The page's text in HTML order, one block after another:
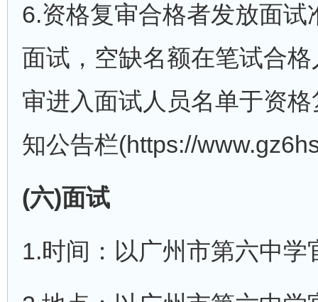
6.资格复审合格者发放面
面试，空缺名额在笔试合
审进入面试人员名单于资
知公告栏(https://
(六)面试
1.时间：以广州市第六中